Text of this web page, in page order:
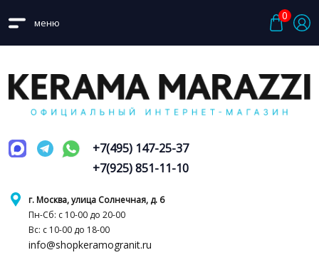
меню
0
г. Москва, улица Солнечная, д. 6
Пн-Сб: с 10-00 до 20-00
Вс: с 10-00 до 18-00
info@shopkeramogranit.ru
+7(495) 147-25-37
+7(925) 851-11-10